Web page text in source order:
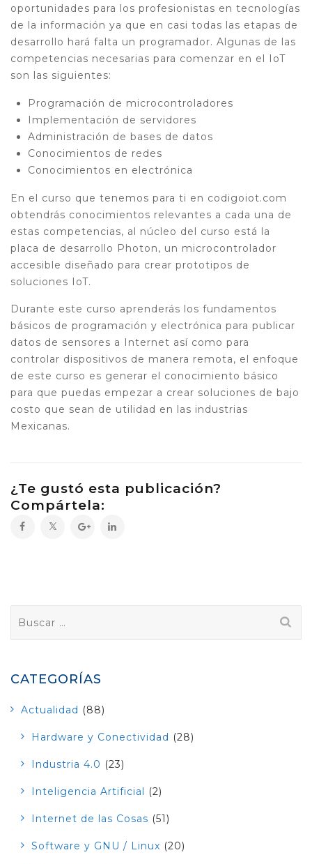
oportunidades para los profesionistas en tecnologías
de la información ya que en casi todas las etapas de
desarrollo hará falta un programador. Algunas de las
competencias necesarias para comenzar en el IoT
son las siguientes:
Programación de microcontroladores
Implementación de servidores
Administración de bases de datos
Conocimientos de redes
Conocimientos en electrónica
En el curso que tenemos para ti en codigoiot.com
obtendrás conocimientos relevantes a cada una de
estas competencias, al núcleo del curso está la
placa de desarrollo Photon, un microcontrolador
accesible diseñado para crear prototipos de
soluciones IoT.
Durante este curso aprenderás los fundamentos
básicos de programación y electrónica para publicar
datos de sensores a Internet así como para
controlar dispositivos de manera remota, el enfoque
de este curso es generar el conocimiento básico
para que puedas empezar a crear soluciones de bajo
costo que sean de utilidad en las industrias
Mexicanas.
¿Te gustó esta publicación?
Compártela:
CATEGORÍAS
Actualidad (88)
Hardware y Conectividad (28)
Industria 4.0 (23)
Inteligencia Artificial (2)
Internet de las Cosas (51)
Software y GNU / Linux (20)